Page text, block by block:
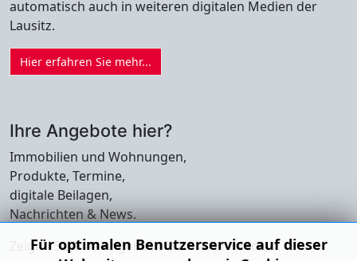
automatisch auch in weiteren digitalen Medien der
Lausitz.
Hier erfahren Sie mehr...
Ihre Angebote hier?
Immobilien und Wohnungen,
Produkte, Termine,
digitale Beilagen,
Nachrichten & News.
Zeigen Sie Ihre Angebote in unseren Medien.
Für optimalen Benutzerservice auf dieser